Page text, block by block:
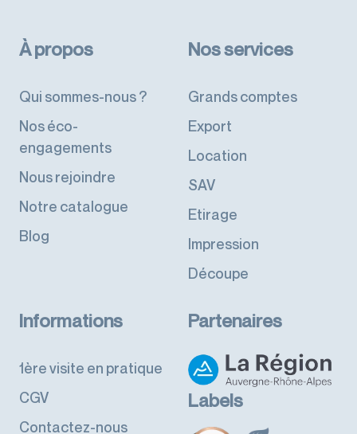
À propos
Qui sommes-nous ?
Nos éco-
engagements
Nous rejoindre
Notre catalogue
Blog
Nos services
Grands comptes
Export
Location
SAV
Etirage
Impression
Découpe
Informations
1ère visite en pratique
CGV
Contactez-nous
Partenaires
Labels